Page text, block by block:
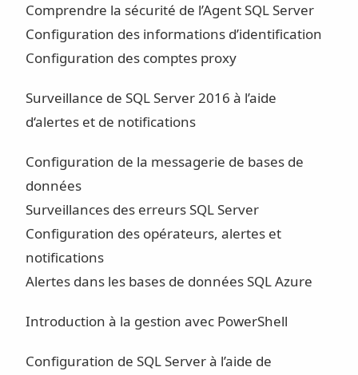
Comprendre la sécurité de l’Agent SQL Server
Configuration des informations d’identification
Configuration des comptes proxy
Surveillance de SQL Server 2016 à l’aide
d‘alertes et de notifications
Configuration de la messagerie de bases de
données
Surveillances des erreurs SQL Server
Configuration des opérateurs, alertes et
notifications
Alertes dans les bases de données SQL Azure
Introduction à la gestion avec PowerShell
Configuration de SQL Server à l’aide de